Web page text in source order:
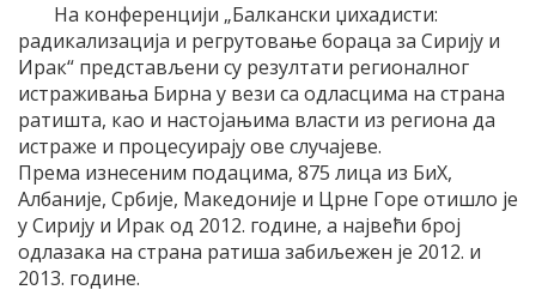
На конференцији „Балкански џихадисти:
радикализација и регрутовање бораца за Сирију и
Ирак“ представљени су резултати регионалног
истраживања Бирна у вези са одласцима на страна
ратишта, као и настојањима власти из региона да
истраже и процесуирају ове случајеве.
Према изнесеним подацима, 875 лица из БиХ,
Албаније, Србије, Македоније и Црне Горе отишло је
у Сирију и Ирак од 2012. године, а највећи број
одлазака на страна ратиша забиљежен је 2012. и
2013. године.